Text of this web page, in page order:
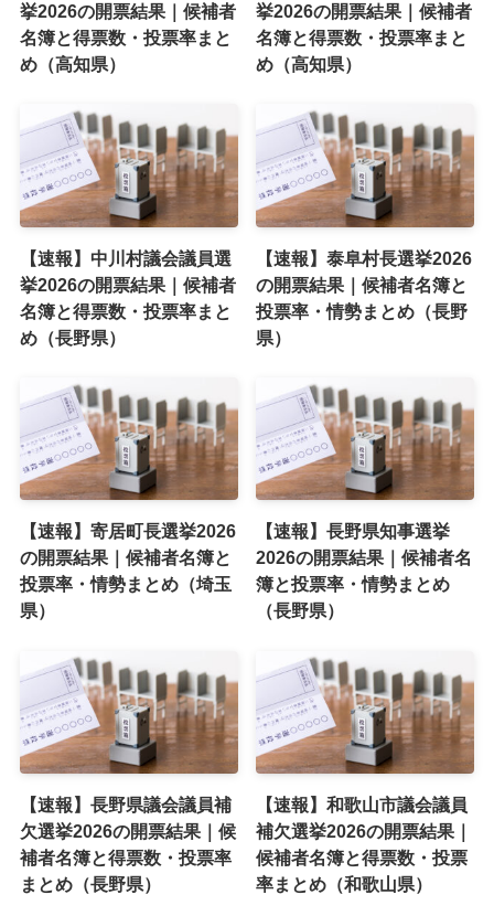
挙2026の開票結果｜候補者
名簿と得票数・投票率まと
め（高知県）
挙2026の開票結果｜候補者
名簿と得票数・投票率まと
め（高知県）
【速報】中川村議会議員選
挙2026の開票結果｜候補者
名簿と得票数・投票率まと
め（長野県）
【速報】泰阜村長選挙2026
の開票結果｜候補者名簿と
投票率・情勢まとめ（長野
県）
【速報】寄居町長選挙2026
の開票結果｜候補者名簿と
投票率・情勢まとめ（埼玉
県）
【速報】長野県知事選挙
2026の開票結果｜候補者名
簿と投票率・情勢まとめ
（長野県）
【速報】長野県議会議員補
欠選挙2026の開票結果｜候
補者名簿と得票数・投票率
まとめ（長野県）
【速報】和歌山市議会議員
補欠選挙2026の開票結果｜
候補者名簿と得票数・投票
率まとめ（和歌山県）